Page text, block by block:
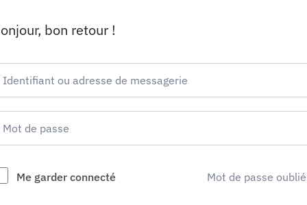
bon retour !
Me garder connecté Mot de passe